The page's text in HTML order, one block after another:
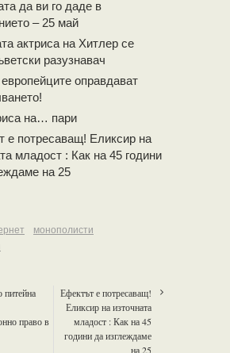
да ви го даде в
– 25 май
актриса на Хитлер се
разузнавач
оправдават
на… пари
е потресаващ! Еликсир на
младост : Как на 45 години
на 25
монополисти
питейна
право в
Ефектът е потресаващ!
Еликсир на източната
младост : Как на 45
години да изглеждаме
на 25